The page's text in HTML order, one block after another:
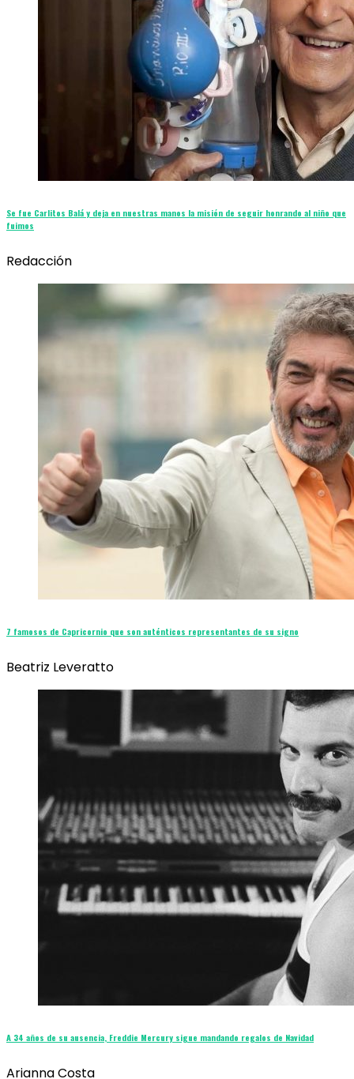
Se fue Carlitos Balá y deja en nuestras manos la misión de seguir honrando al niño que
fuimos
Redacción
7 famosos de Capricornio que son auténticos representantes de su signo
Beatriz Leveratto
A 34 años de su ausencia, Freddie Mercury sigue mandando regalos de Navidad
Arianna Costa